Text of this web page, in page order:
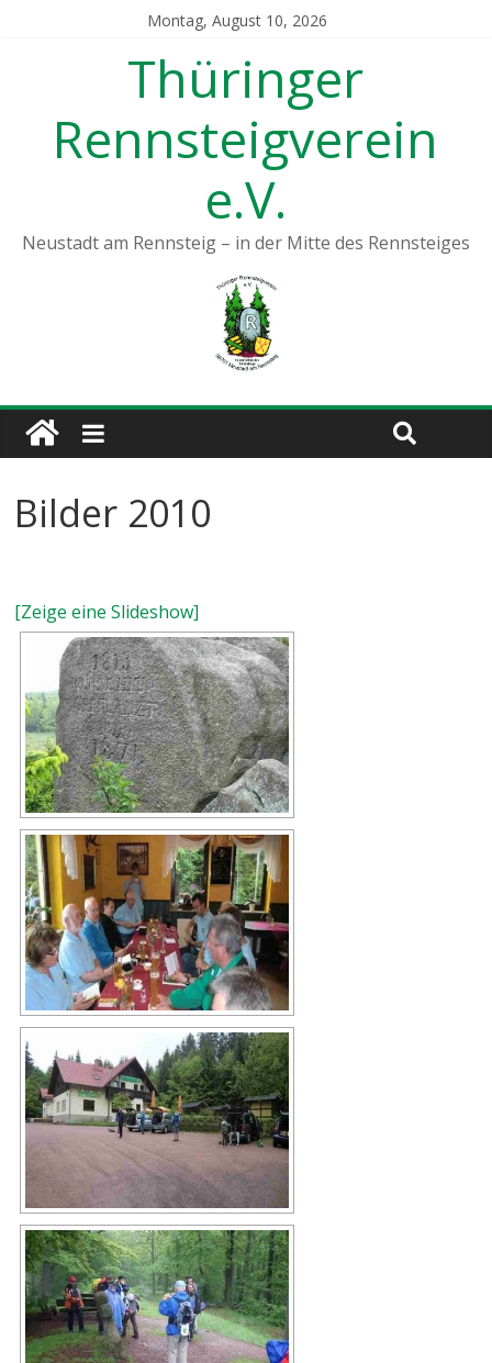
Montag, August 10, 2026
Thüringer
Rennsteigverein
e.V.
Neustadt am Rennsteig – in der Mitte des Rennsteiges
Bilder 2010
[Zeige eine Slideshow]